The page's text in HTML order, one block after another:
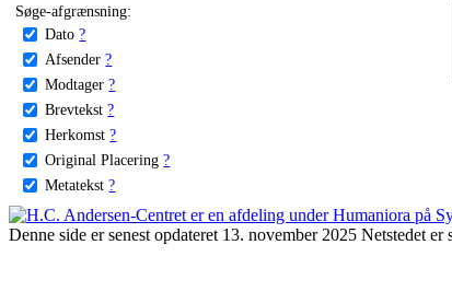
Søge-afgrænsning:
Dato ?
Afsender ?
Modtager ?
Brevtekst ?
Herkomst ?
Original Placering ?
Metatekst ?
Denne side er senest opdateret 13. november 2025 Netstedet er